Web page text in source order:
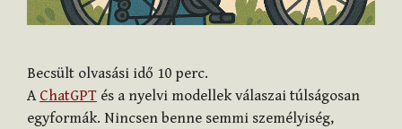
Becsült olvasási idő 10 perc.
A ChatGPT és a nyelvi modellek válaszai túlságosan
egyformák. Nincsen benne semmi személyiség,